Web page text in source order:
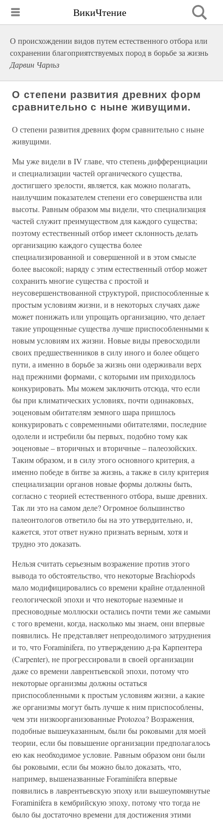
ВикиЧтение
О происхождении видов путем естественного отбора или
сохранении благоприятствуемых пород в борьбе за жизнь
Дарвин Чарльз
О степени развития древних форм
сравнительно с ныне живущими.
О степени развития древних форм сравнительно с ныне
живущими.
Мы уже видели в IV главе, что степень дифференциации
и специализации частей органического существа,
достигшего зрелости, является, как можно полагать,
наилучшим показателем степени его совершенства или
высоты. Равным образом мы видели, что специализация
частей служит преимуществом для каждого существа;
поэтому естественный отбор имеет склонность делать
организацию каждого существа более
специализированной и совершенной и в этом смысле
более высокой; наряду с этим естественный отбор может
сохранить многие существа с простой и
неусовершенствованной структурой, приспособленные к
простым условиям жизни, и в некоторых случаях даже
может понижать или упрощать организацию, что делает
такие упрощенные существа лучше приспособленными к
новым условиям их жизни. Новые виды превосходили
своих предшественников в силу иного и более общего
пути, а именно в борьбе за жизнь они одерживали верх
над прежними формами, с которыми им приходилось
конкурировать. Мы можем заключить отсюда, что если
бы при климатических условиях, почти одинаковых,
эоценовым обитателям земного шара пришлось
конкурировать с современными обитателями, последние
одолели и истребили бы первых, подобно тому как
эоценовые – вторичных и вторичные – палеозойских.
Таким образом, и в силу этого основного критерия, а
именно победе в битве за жизнь, а также в силу критерия
специализации органов новые формы должны быть,
согласно с теорией естественного отбора, выше древних.
Так ли это на самом деле? Огромное большинство
палеонтологов ответило бы на это утвердительно, и,
кажется, этот ответ нужно признать верным, хотя и
трудно это доказать.
Нельзя считать серьезным возражение против этого
вывода то обстоятельство, что некоторые Brachiopods
мало модифицировались со времени крайне отдаленной
геологической эпохи и что некоторые наземные и
пресноводные моллюски остались почти теми же самыми
с того времени, когда, насколько мы знаем, они впервые
появились. Не представляет непреодолимого затруднения
и то, что Foraminifera, по утверждению д-ра Карпентера
(Carpenter), не прогрессировали в своей организации
даже со времени лаврентьевской эпохи, потому что
некоторые организмы должны остаться
приспособленными к простым условиям жизни, а какие
же организмы могут быть лучше к ним приспособлены,
чем эти низкоорганизованные Protozoa? Возражения,
подобные вышеуказанным, были бы роковыми для моей
теории, если бы повышение организации предполагалось
ею как необходимое условие. Равным образом они были
бы роковыми, если бы можно было доказать, что,
например, вышеназванные Foraminifera впервые
появились в лаврентьевскую эпоху или вышеупомянутые
Foraminifera в кембрийскую эпоху, потому что тогда не
было бы достаточно времени для достижения этими